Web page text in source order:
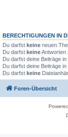
BERECHTIGUNGEN IN
Du darfst keine neuen
Du darfst keineAntworten
Du darfst deine Beiträge
Du darfst deine Beiträge
Du darfst keine
Foren-Übersicht